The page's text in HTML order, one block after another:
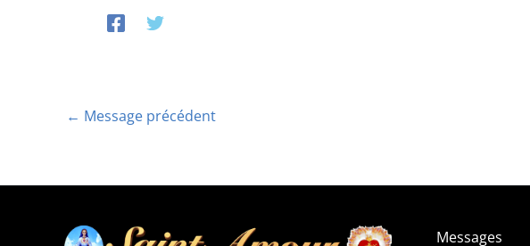
← Message précédent
Messages